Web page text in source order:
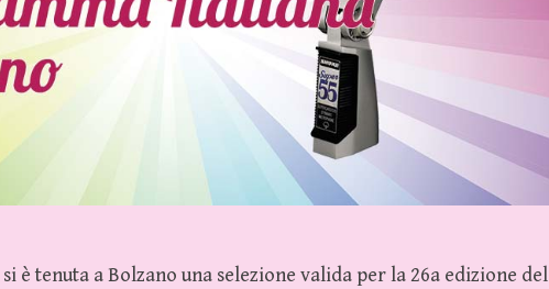
si è tenuta a Bolzano una selezione valida per la 26a edizione del